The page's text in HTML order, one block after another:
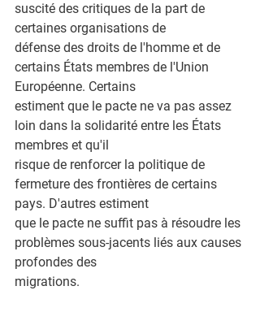
suscité des critiques de la part de
certaines organisations de
défense des droits de l'homme et de
certains États membres de l'Union
Européenne. Certains
estiment que le pacte ne va pas assez
loin dans la solidarité entre les États
membres et qu'il
risque de renforcer la politique de
fermeture des frontières de certains
pays. D'autres estiment
que le pacte ne suffit pas à résoudre les
problèmes sous-jacents liés aux causes
profondes des
migrations.